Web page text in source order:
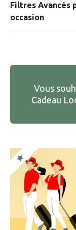
Filtres Avancés
occasion
Vous
Cadeau